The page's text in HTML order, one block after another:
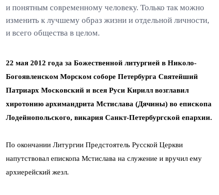
и понятным современному человеку. Только так можно
изменить к лучшему образ жизни и отдельной личности,
и всего общества в целом.
22 мая 2012 года за Божественной литургией в Николо-
Богоявленском Морском соборе Петербурга Святейший
Патриарх Московский и всея Руси Кирилл возглавил
хиротонию архимандрита Мстислава (Дячины) во епископа
Лодейнопольского, викария Санкт-Петербургской епархии.
По окончании Литургии Предстоятель Русской Церкви
напутствовал епископа Мстислава на служение и вручил ему
архиерейский жезл.